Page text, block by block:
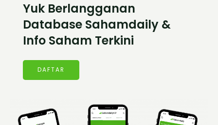
Yuk Berlangganan
Database Sahamdaily &
Info Saham Terkini
DAFTAR